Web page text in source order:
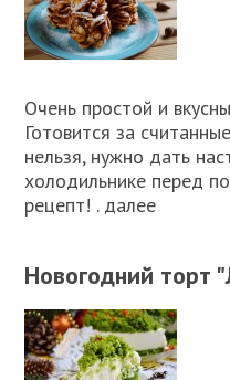
Очень простой и
Готовится за
нельзя, нужно дать
холодильнике перед
рецепт! . далее
Новогодний торт